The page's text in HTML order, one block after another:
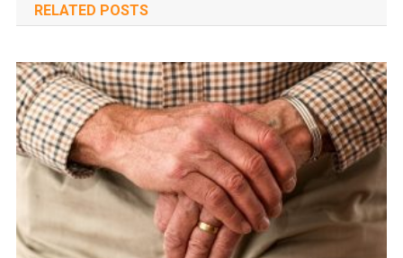
RELATED POSTS